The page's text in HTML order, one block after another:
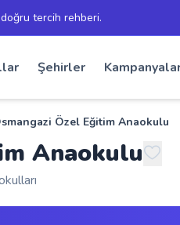
tercih rehberi.
Şehirler
Özel Eğitim Anaokulu
Anaokulu